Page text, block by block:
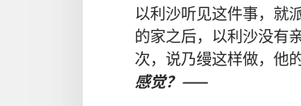
以利沙听见这件事， 就
的家之后， 以利沙没有
次， 说乃缦这样做， 他
感觉？——